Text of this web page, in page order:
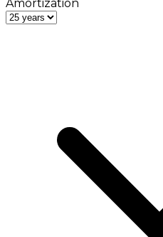
Amortization